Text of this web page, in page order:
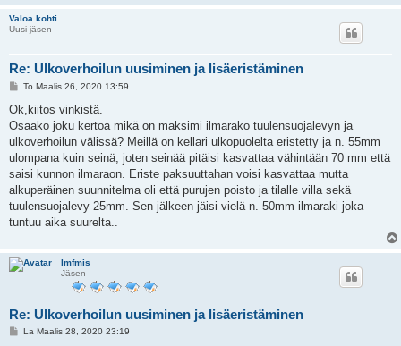
Valoa kohti
Uusi jäsen
Re: Ulkoverhoilun uusiminen ja lisäeristäminen
V
e
t
i
To Maalis 26, 2020 13:59
Ok,kiitos vinkistä.
Osaako joku kertoa mikä on maksimi ilmarako tuulensuojalevyn ja
ulkoverhoilun välissä? Meillä on kellari ulkopuolelta eristetty ja n. 55mm
ulompana kuin seinä, joten seinää pitäisi kasvattaa vähintään 70 mm että
saisi kunnon ilmaraon. Eriste paksuuttahan voisi kasvattaa mutta
alkuperäinen suunnitelma oli että purujen poisto ja tilalle villa sekä
tuulensuojalevy 25mm. Sen jälkeen jäisi vielä n. 50mm ilmaraki joka
tuntuu aika suurelta..
lmfmis
Jäsen
Re: Ulkoverhoilun uusiminen ja lisäeristäminen
VLa Maalis 28, 2020 23:19